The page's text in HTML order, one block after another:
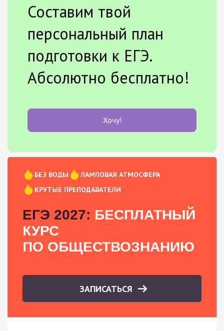
Составим твой
персональный план
подготовки к ЕГЭ.
Абсолютно бесплатно!
Хочу!
БЕЗ ВОДЫ
ЛАМПОВАЯ АТМОСФЕРА
КРУТЫЕ ПРЕПОДАВАТЕЛИ
ЕГЭ 2027: БЕСПЛАТНЫЙ
КУРС
ПО ОБЩЕСТВОЗНАНИЮ
ЗАПИСАТЬСЯ